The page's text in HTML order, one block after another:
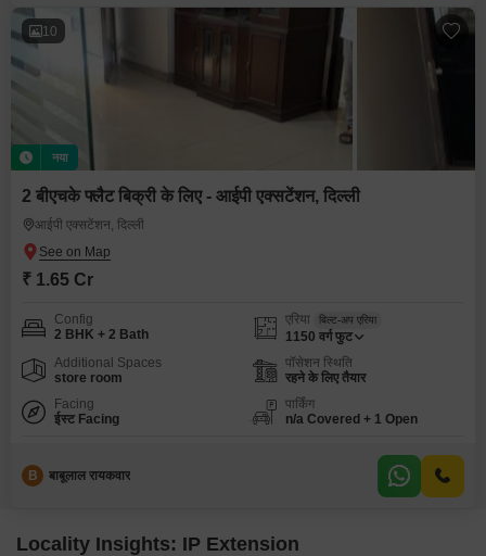
10
नया
2 बीएचके फ्लैट बिक्री के लिए - आईपी एक्सटेंशन, दिल्ली
आईपी एक्सटेंशन, दिल्ली
₹ 1.65 Cr
Config
2 BHK + 2 Bath
एरिया बिल्ट-अप एरिया
1150 वर्ग फुट
Additional Spaces
store room
पॉसेशन स्थिति
रहने के लिए तैयार
Facing
ईस्ट Facing
पार्किंग
n/a Covered + 1 Open
B बाबूलाल रायकवार
Locality Insights: IP Extension